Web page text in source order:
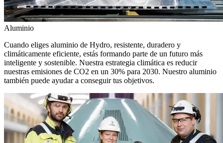
Aluminio
Cuando eliges aluminio de Hydro, resistente, duradero y
climáticamente eficiente, estás formando parte de un futuro más
inteligente y sostenible. Nuestra estrategia climática es reducir
nuestras emisiones de CO2 en un 30% para 2030. Nuestro aluminio
también puede ayudar a conseguir tus objetivos.